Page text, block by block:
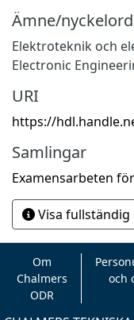
Ämne/nyckelord
Elektroteknik och
Electronic
URI
https://
Samlingar
Examensarbeten
Visa fullständig
Om
Chalmers
ODR
och